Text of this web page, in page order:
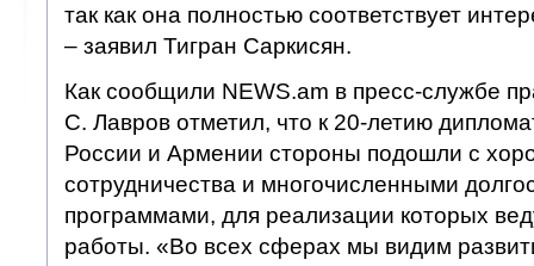
так как она полностью соответствует
– заявил Тигран Саркисян.
Как сообщили NEWS.am в пресс-службе
С. Лавров отметил, что к 20-летию
России и Армении стороны подошли с
сотрудничества и многочисленными
программами, для реализации которых
работы. «Во всех сферах мы видим